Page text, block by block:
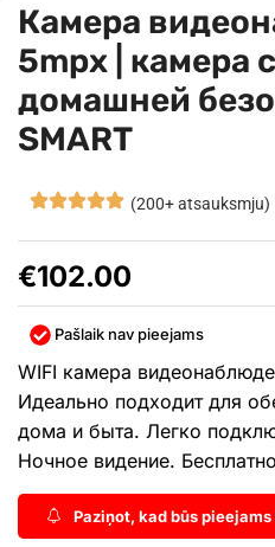
Камера
5mpx | камера
домашней
SMART
(200+ atsauksmju)
€102.00
Pašlaik nav pieejams
WIFI камера
Идеально подходит для
дома и быта. Легко
Ночное видение.
Paziņot, kad būs